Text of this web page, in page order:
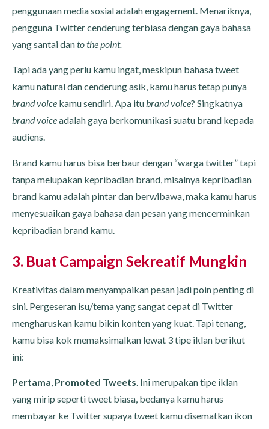
penggunaan media sosial adalah engagement. Menariknya,
pengguna Twitter cenderung terbiasa dengan gaya bahasa
yang santai danto the point.
Tapi ada yang perlu kamu ingat, meskipun bahasa tweet
kamu natural dan cenderung asik, kamu harus tetap punya
brand voice kamu sendiri. Apa itubrand voice? Singkatnya
brand voiceadalah gaya berkomunikasi suatu brand kepada
audiens.
Brand kamu harus bisa berbaur dengan “warga twitter” tapi
tanpa melupakan kepribadian brand, misalnya kepribadian
brand kamu adalah pintar dan berwibawa, maka kamu harus
menyesuaikan gaya bahasa dan pesan yang mencerminkan
kepribadian brand kamu.
3. Buat Campaign Sekreatif Mungkin
Kreativitas dalam menyampaikan pesan jadi poin penting di
sini. Pergeseran isu/tema yang sangat cepat di Twitter
mengharuskan kamu bikin konten yang kuat. Tapi tenang,
kamu bisa kok memaksimalkan lewat 3 tipe iklan berikut
ini:
Pertama, Promoted Tweets. Ini merupakan tipe iklan
yang mirip seperti tweet biasa, bedanya kamu harus
membayar ke Twitter supaya tweet kamu disematkan ikon